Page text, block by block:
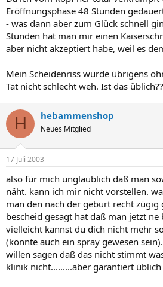
Eröffnungsphase 48 Stunden
- was dann aber zum Glück schnell
Stunden hat man mir einen
aber nicht akzeptiert habe, weil es
Mein Scheidenriss wurde übrigens
Tat nicht schlecht weh. Ist das
H hebammenshop
Neues Mitglied
17 Juli 2003
also für mich unglaublich daß man
näht. kann ich mir nicht vorstellen.
man den nach der geburt recht
bescheid gesagt hat daß man jetzt
vielleicht kannst du dich nicht mehr
(könnte auch ein spray gewesen
willen sagen daß das nicht stimmt
klinik nicht.........aber garantiert üblich